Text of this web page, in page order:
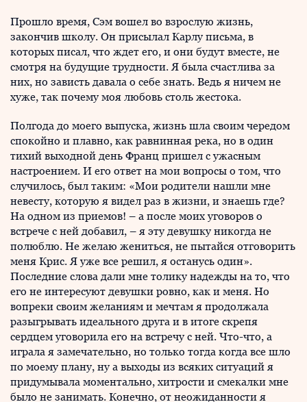
Прошло время, Сэм вошел во взрослую жизнь,
закончив школу. Он присылал Карлу письма, в
которых писал, что ждет его, и они будут вместе, не
смотря на будущие трудности. Я была счастлива за
них, но зависть давала о себе знать. Ведь я ничем не
хуже, так почему моя любовь столь жестока.
Полгода до моего выпуска, жизнь шла своим чередом
спокойно и плавно, как равнинная река, но в один
тихий выходной день Франц пришел с ужасным
настроением. И его ответ на мои вопросы о том, что
случилось, был таким: «Мои родители нашли мне
невесту, которую я видел раз в жизни, и знаешь где?
На одном из приемов! – а после моих уговоров о
встрече с ней добавил, – я эту девушку никогда не
полюблю. Не желаю жениться, не пытайся отговорить
меня Крис. Я уже все решил, я останусь один».
Последние слова дали мне толику надежды на то, что
его не интересуют девушки ровно, как и меня. Но
вопреки своим желаниям и мечтам я продолжала
разыгрывать идеального друга и в итоге скрепя
сердцем уговорила его на встречу с ней. Что-что, а
играла я замечательно, но только тогда когда все шло
по моему плану, ну а выходы из всяких ситуаций я
придумывала моментально, хитрости и смекалки мне
было не занимать. Конечно, от неожиданности я